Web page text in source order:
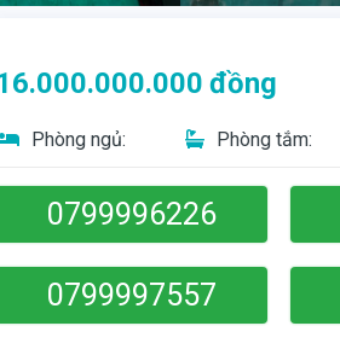
đồng
Phòng ngủ: Phòng tắm:
0799996226
0799997557